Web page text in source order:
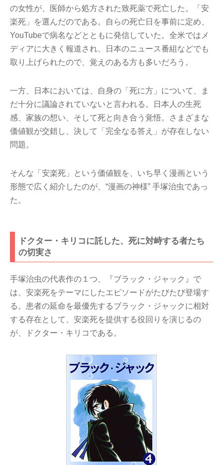
の女性が、医師から処方された致死薬で死亡した。「安
楽死」を選んだのである。自らの死亡日を事前に定め、
YouTubeで病名などとともに発信していた。全米ではメ
ディアに大きく報道され、日本のニュース番組などでも
取り上げられたので、覚えのある方も多いだろう。
一方、日本においては、自身の「死に方」について、ま
だ十分に議論されていないと言われる。日本人の生死
感、家族の想い、そして死と向き合う覚悟。さまざまな
価値観が交錯し、決して「完全なる答え」が存在しない
問題。
そんな「安楽死」という価値観を、いち早く漫画という
形態で広く紹介したのが、“漫画の神様” 手塚治虫であっ
た。
ドクター・キリコに託した、死に対峙する者たち
の切実さ
手塚治虫の代表作の１つ、『ブラック・ジャック』で
は、安楽死をテーマにしたエピソードがたびたび登場す
る。患者の延命を最優先するブラック・ジャックに相対
する存在として、安楽死を提供する役回りを演じるの
が、ドクター・キリコである。